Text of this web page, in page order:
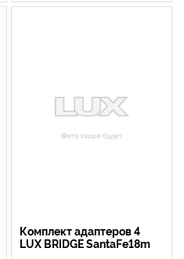
Комплект адаптеров 4
LUX BRIDGE SantaFe18m